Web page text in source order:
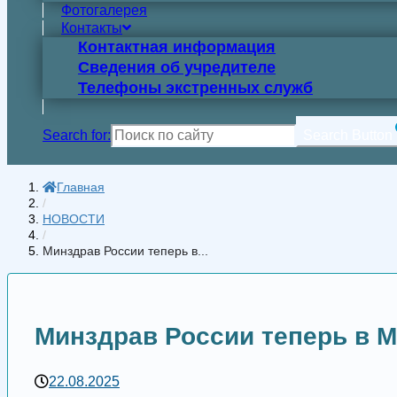
Фотогалерея
Контакты
Контактная информация
Сведения об учредителе
Телефоны экстренных служб
Search for:
Главная
/
НОВОСТИ
/
Минздрав России теперь в...
Минздрав России теперь в
22.08.2025